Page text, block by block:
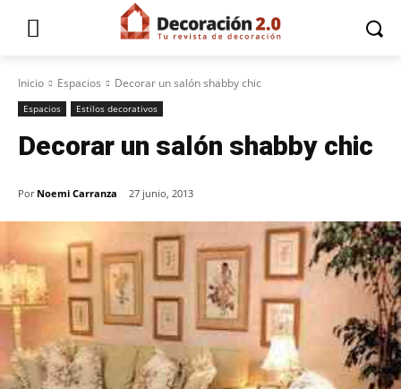
Inicio Espacios Decorar un salón shabby chic
Espacios Estilos decorativos
Decorar un salón shabby chic
Por Noemi Carranza 27 junio, 2013